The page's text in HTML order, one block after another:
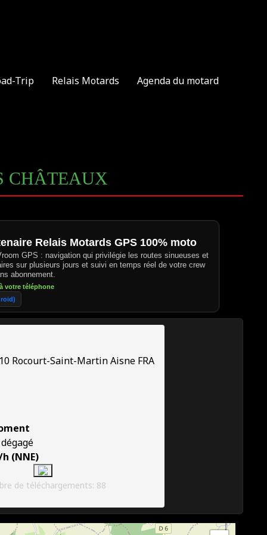
Trip Relais Motards Agenda du motard
CHÂTEAUX
Relais Motards GPS 100% moto
GPS : navigation qui privilégie les routes sinueuses et
sur plusieurs jours et suivi en temps réel de votre crew
abonnement.
votre téléphone
Rocourt-Saint-Martin Aisne FRA
(NNE)
de téléchargements: 88